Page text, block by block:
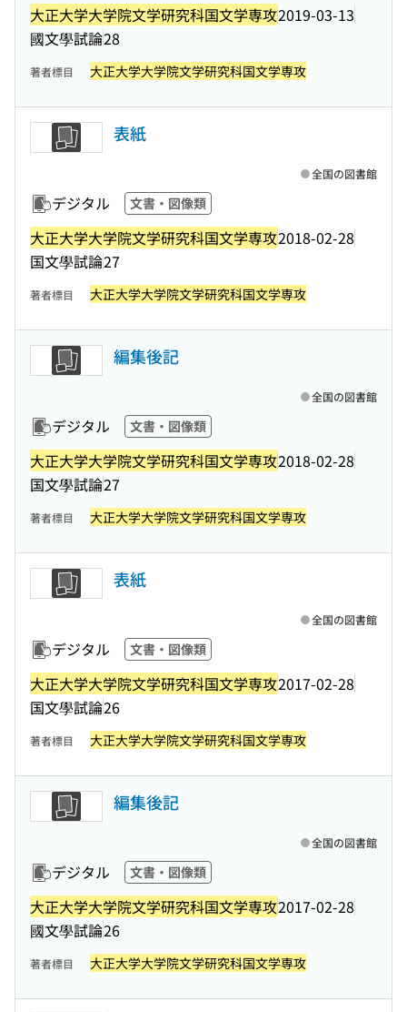
大正大学大学院文学研究科国文学専攻2019-03-13
國文學試論28
著者標目 大正大学大学院文学研究科国文学専攻
表紙
デジタル 文書・図像類
大正大学大学院文学研究科国文学専攻2018-02-28
国文學試論27
全国の図書館
著者標目 大正大学大学院文学研究科国文学専攻
編集後記
デジタル 文書・図像類
大正大学大学院文学研究科国文学専攻2018-02-28
国文學試論27
全国の図書館
著者標目 大正大学大学院文学研究科国文学専攻
表紙
デジタル 文書・図像類
大正大学大学院文学研究科国文学専攻2017-02-28
国文學試論26
全国の図書館
著者標目 大正大学大学院文学研究科国文学専攻
編集後記
デジタル 文書・図像類
大正大学大学院文学研究科国文学専攻2017-02-28
國文學試論26
全国の図書館
著者標目 大正大学大学院文学研究科国文学専攻